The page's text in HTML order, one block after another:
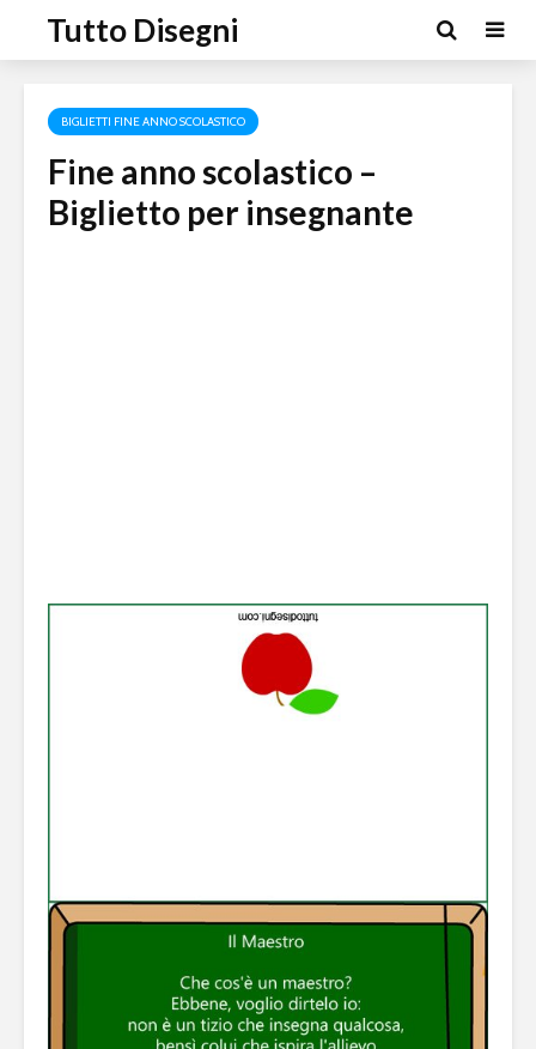
Tutto Disegni
BIGLIETTI FINE ANNO SCOLASTICO
Fine anno scolastico –
Biglietto per insegnante